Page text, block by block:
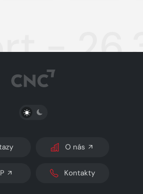
-
PŘEPNOUT SVĚTLÝ/TMAVÝ REŽIM
O nás
Kontakty